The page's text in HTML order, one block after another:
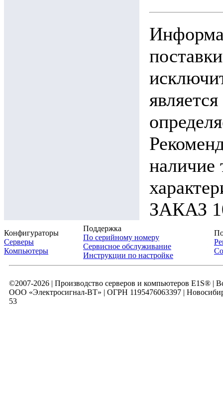
наличие
ЗАКАЗ
Конфигураторы
Серверы
Компьютеры
Поддержка
По серийному номеру
Сервисное обслуживание
Инструкции по настройке
©2007-2026 | Производство серверов и компьютеров E1S® |
ООО «Электросигнал-ВТ» | ОГРН 1195476063397 |
53